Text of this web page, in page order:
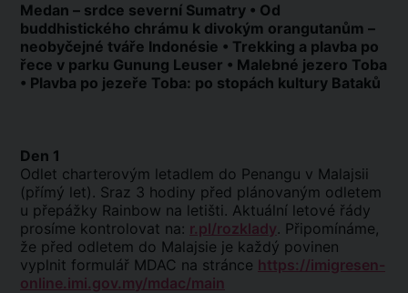
Medan – srdce severní Sumatry • Od
buddhistického chrámu k divokým orangutanům –
neobyčejné tváře Indonésie • Trekking a plavba po
řece v parku Gunung Leuser • Malebné jezero Toba
• Plavba po jezeře Toba: po stopách kultury Bataků
Den 1
Odlet charterovým letadlem do Penangu v Malajsii
(přímý let). Sraz 3 hodiny před plánovaným odletem
u přepážky Rainbow na letišti. Aktuální letové řády
prosíme kontrolovat na: r.pl/rozklady. Připomínáme,
že před odletem do Malajsie je každý povinen
vyplnit formulář MDAC na stránce https://imigresen-
online.imi.gov.my/mdac/main